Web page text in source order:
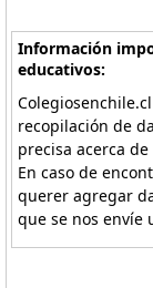
Información
educativos:
recopilación de
precisa acerca
En caso de
querer agregar
que se nos envíe